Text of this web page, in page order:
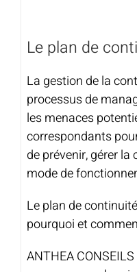
Le plan de
La gestion de la
processus de
les menaces
correspondants
de prévenir, gérer
mode de
Le plan de
pourquoi et
ANTHEA